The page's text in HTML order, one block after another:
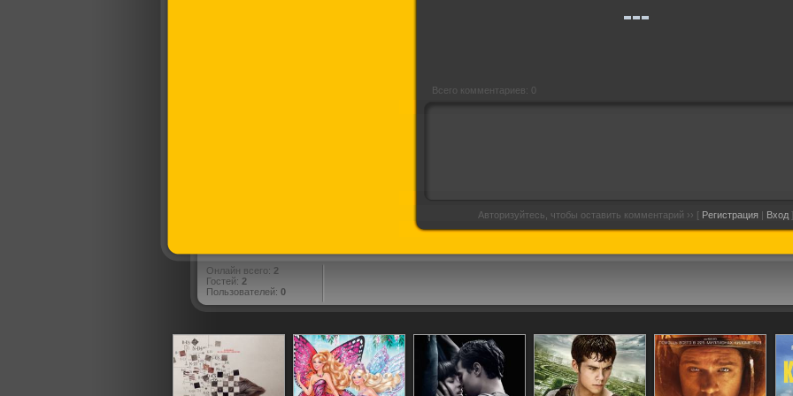
Всего комментариев: 0
Авторизуйтесь, чтобы оставить комментарий ›› [ Регистрация | Вход ]
Онлайн всего: 2
Гостей: 2
Пользователей: 0